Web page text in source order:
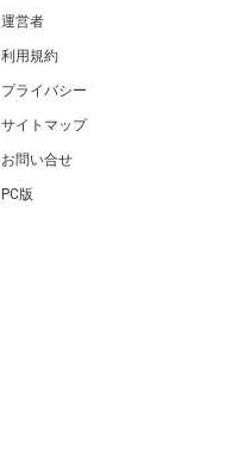
運営者
利用規約
プライバシー
サイトマップ
お問い合せ
PC版